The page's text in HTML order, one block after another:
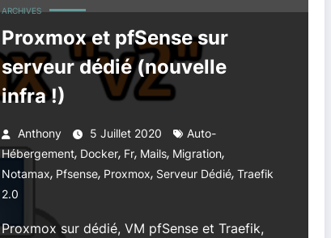
ARCHIVES
Proxmox et pfSense sur
serveur dédié (nouvelle
infra !)
Anthony 5 Juillet 2020
Auto-
Hébergement, Docker, Fr, Mails, Migration,
Notamax, Pfsense, Proxmox, Serveur Dédié, Traefik
2.0
Proxmox sur dédié, VM pfSense et Traefik,